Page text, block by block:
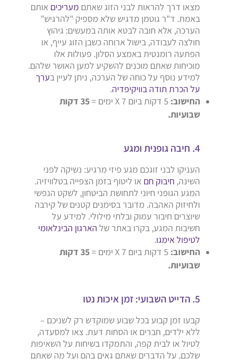
מצאו דרך להראות לבני הזוג שאתם מעריכים אותם
באמת. ד"ר גוטמן מדגיש שלא מספיק "להרגיש"
הערכה, אלא חובה לבטא אותה במעשים: גיהוץ
חולצה לעבודה, בישול ארוחה כשבן הזוג עייף, או
הפתעה רומנטית באמצע הסלון. פעולות אלו
מוכיחות שאתם מוכנים להשקיע למען האושר שלהם.
למידע נוסף על כוחה של הערכה, ניתן לעיין בערך
על הכרת תודה בוויקיפדיה.
החישוב:
35 דקות
שבועיות.
4. חיבה גופנית ומגע
העניקו לבני זוגכם מגע פיזי מרגיע: נשיקה לפני
השינה, חיבוק חם או ליטוף בזמן הצפייה בטלוויזיה.
המגע הגופני חיוני לתחושת הביטחון, לשקט הנפשי
ולחיזוק האהבה. מדובר בסימנים קטנים של קירבה
שיוצרים חיבור עמוק ובלתי מילולי. למידע על
חשיבות המגע, בקרו באתר של הארגון הבינלאומי
לטיפול אימגו.
החישוב:
35 דקות
שבועיות.
5. הדייט השבועי: זמן איכות נטו
קבעו זמן קבוע בכל שבוע שמוקדש רק לשניכם –
ללא ילדים, חברים או הסחות דעת. צאו למסעדה,
לטיול או לבית קפה, והתמקדו בשיחות על השאיפות
שלכם, על הדברים שאתם גאים בהם ועל מה שאתם